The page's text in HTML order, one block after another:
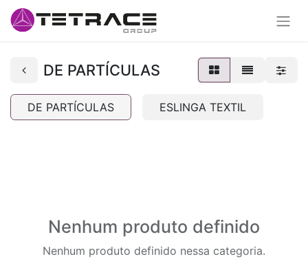
DE PARTÍCULAS
DE PARTÍCULAS ESLINGA TEXTIL
Nenhum produto definido
Nenhum produto definido nessa categoria.